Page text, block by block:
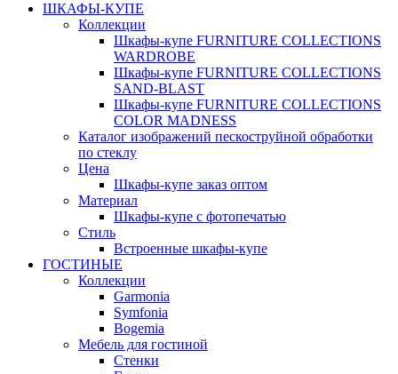
ШКАФЫ-КУПЕ
Коллекции
Шкафы-купе FURNITURE COLLECTIONS
WARDROBE
Шкафы-купе FURNITURE COLLECTIONS
SAND-BLAST
Шкафы-купе FURNITURE COLLECTIONS
COLOR MADNESS
Каталог изображений пескоструйной обработки
по стеклу
Цена
Шкафы-купе заказ оптом
Материал
Шкафы-купе с фотопечатью
Стиль
Встроенные шкафы-купе
ГОСТИНЫЕ
Коллекции
Garmonia
Symfonia
Bogemia
Мебель для гостиной
Стенки